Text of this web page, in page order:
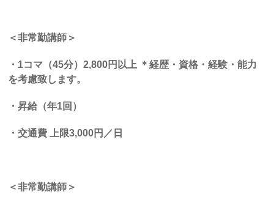
＜非常勤講師＞
・ 1コマ（45分）2,800円以上 ＊経歴・資格・経験・能力
を考慮致します。
・昇給（年1回）
・交通費 上限3,000円／日
＜非常勤講師＞